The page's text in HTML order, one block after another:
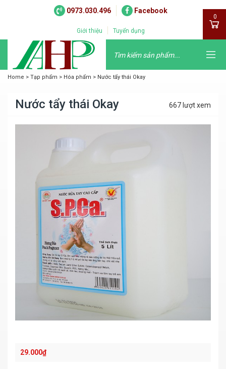
0973.030.496 Facebook
Giới thiệu Tuyển dụng
0
Home > Tạp phẩm > Hóa phẩm > Nước tẩy thái Okay
Nước tẩy thái Okay 667 lượt xem
29.000₫